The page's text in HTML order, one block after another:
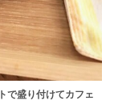
で盛り付けてカフェ